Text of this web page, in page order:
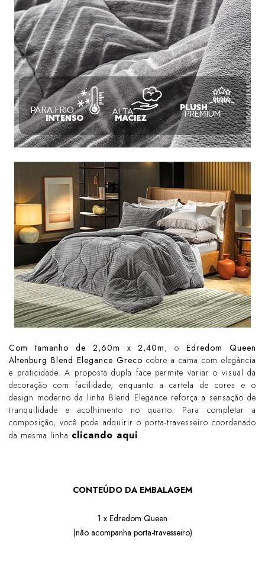
Com tamanho de 2,60m x 2,40m, oEdredom Queen
Altenburg Blend Elegance Greco cobre a cama com elegância
e praticidade. A proposta dupla face permite variar o visual da
decoração com facilidade, enquanto a cartela de cores e o
design moderno da linha Blend Elegance reforça a sensação de
tranquilidade e acolhimento no quarto. Para completar a
composição, você pode adquirir o porta-travesseiro coordenado
da mesma linha clicando aqui.
CONTEÚDO DA EMBALAGEM
1 x Edredom Queen
(não acompanha porta-travesseiro)